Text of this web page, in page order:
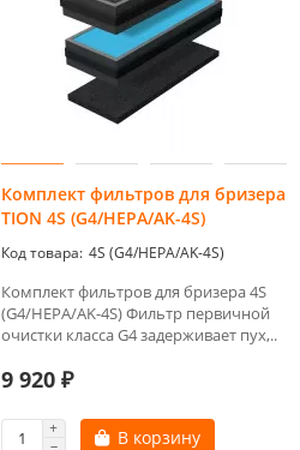
Комплект фильтров для бризера
TION 4S (G4/HEPA/AK-4S)
4S (G4/HEPA/AK-4S)
Комплект фильтров для бризера 4S
(G4/HEPA/AK-4S) Фильтр первичной
очистки класса G4 задерживает пух,..
9 920 ₽
В корзину